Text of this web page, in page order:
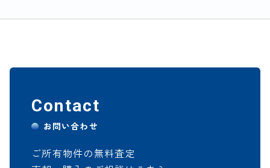
Contact
お問い合わせ
ご所有物件の無料査定